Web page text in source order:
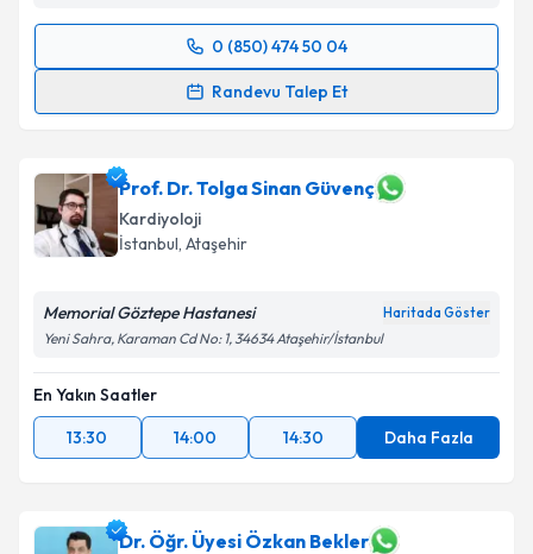
0 (850) 474 50 04
Randevu Talep Et
Randevu Takvimi Talebi
için bir takvim hazırlandığında e-posta ile
bilgilendireceğiz.
E-posta Adresiniz
Kişisel verilerimin işlenmesine ilişkinAydınlatma
Metni
kapsamda işlenmesini kabul ediyorum.
Prof. Dr. Tolga Sinan Güvenç
Kardiyoloji
İstanbul, Ataşehir
Memorial Göztepe Hastanesi Haritada Göster
Yeni Sahra, Karaman Cd No: 1, 34634 Ataşehir/İstanbul
En Yakın Saatler
13:30
14:00 14:30 Daha Fazla
Dr. Öğr. Üyesi Özkan Bekler